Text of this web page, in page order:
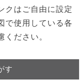
クはご自由に設定
で使用している各
ください。
す